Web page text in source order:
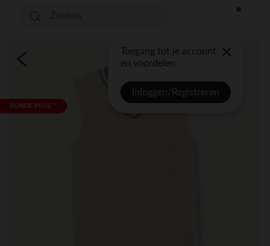
Toegang tot je account
en voordelen
Inloggen/Registreren
RONDE PRIJS**